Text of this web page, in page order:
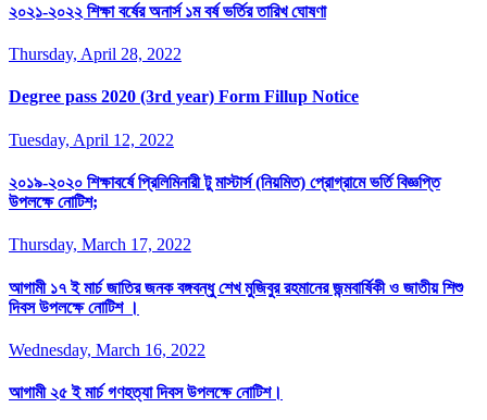
২০২১-২০২২ শিক্ষা বর্ষের অনার্স ১ম বর্ষ ভর্তির তারিখ ঘোষণা
Thursday, April 28, 2022
Degree pass 2020 (3rd year) Form Fillup Notice
Tuesday, April 12, 2022
২০১৯-২০২০ শিক্ষাবর্ষে প্রিলিমিনারী টু মাস্টার্স (নিয়মিত) প্রোগ্রামে ভর্তি বিজ্ঞপ্তি
উপলক্ষে নোটিশ;
Thursday, March 17, 2022
আগামী ১৭ ই মার্চ জাতির জনক বঙ্গবন্ধু শেখ মুজিবুর রহমানের জন্মবার্ষিকী ও জাতীয় শিশু
দিবস উপলক্ষে নোটিশ ।
Wednesday, March 16, 2022
আগামী ২৫ ই মার্চ গণহত্যা দিবস উপলক্ষে নোটিশ।